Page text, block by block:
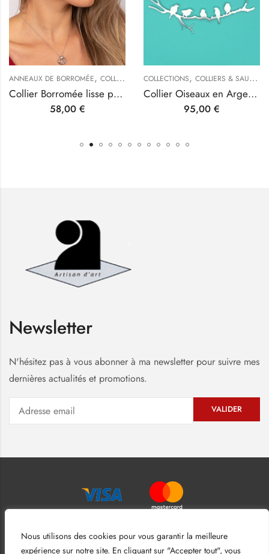
Nous utilisons des cookies pour vous garantir la meilleure
expérience sur notre site. En cliquant sur "Accepter tout", vous
TYPES DE BIJOUX
COLLECTION CUBE,COLLECTIONS,LES ÉLÉGANTES,TYPES DE BIJOUX
ANNEAUX DE BORROMÉE, COLLECTIONS ,COLLIERS & SAUTOIRS ORIGINAUX
Collier Borromée lisse petit modèle
58,00 €
COLLECTIONS, COLLIERS & SAUTOIRS ORIGINAUX
Collier Oiseaux en Argent rhodié
95,00 €
Newsletter
N'hésitez pas à vous abonner à ma newsletter pour suivre mes
dernières actualités et promotions.